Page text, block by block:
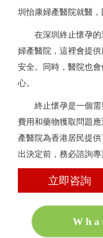
圳怡康婦產醫院就醫，
在深圳終止懷孕
婦產醫院，這裡會提
安全。同時，醫院也
心。
終止懷孕是一個
費用和藥物獲取問題
產醫院為香港居民提
出決定前，務必諮詢專
立即咨詢